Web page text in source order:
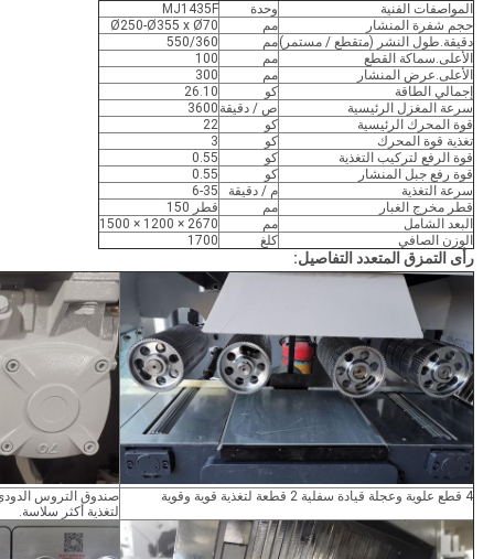
المواصفات الفنية وحدة
MJ1435F
حجم شفرة المنشار
مم
Ø250-Ø355 x Ø70
دقيقة.طول النشر (متقطع / مستمر)مم
550/360
الأعلى.سماكة القطع
مم
100
الأعلى.عرض المنشار
مم
300
إجمالي الطاقة
كو
26.10
سرعة المغزل الرئيسية
ص / دقيقة 3600
قوة المحرك الرئيسية
كو
22
تغذية قوة المحرك
كو
3
قوة الرفع لتركيب التغذية
كو
0.55
قوة رفع جبل المنشار
كو
0.55
سرعة التغذية
م / دقيقة
6-35
قطر مخرج الغبار
مم
قطر 150
البعد الشامل
مم
2670 × 1200 × 1500
الوزن الصافي
كلغ 1700
رأى التمزق المتعدد التفاصيل:
4 قطع علوية وعجلة قيادة سفلية 2 قطعة لتغذية قوية وقوية
صندوق التروس
لتغذية أكثر سلاسة.